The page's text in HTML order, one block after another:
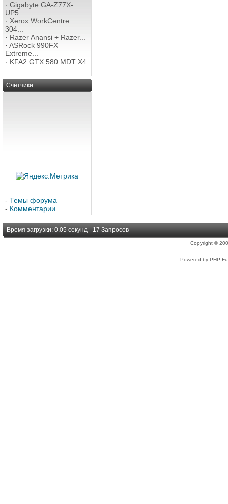
· Gigabyte GA-Z77X-
UP5...
· Xerox WorkCentre
304...
· Razer Anansi + Razer...
· ASRock 990FX
Extreme...
· KFA2 GTX 580 MDT X4
Счетчики
- Темы форума
- Комментарии
Время загрузки: 0.05 секунд - 17 Запросов
Copyright ©
Powered by PHP-